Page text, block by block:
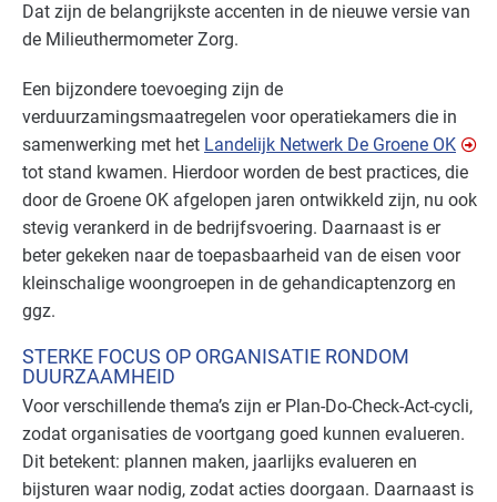
Dat zijn de belangrijkste accenten in de nieuwe versie van
de Milieuthermometer Zorg.
Een bijzondere toevoeging zijn de
verduurzamingsmaatregelen voor operatiekamers die in
samenwerking met het Landelijk Netwerk De Groene OK
tot stand kwamen. Hierdoor worden de best practices, die
door de Groene OK afgelopen jaren ontwikkeld zijn, nu ook
stevig verankerd in de bedrijfsvoering. Daarnaast is er
beter gekeken naar de toepasbaarheid van de eisen voor
kleinschalige woongroepen in de gehandicaptenzorg en
ggz.
STERKE FOCUS OP ORGANISATIE RONDOM
DUURZAAMHEID
Voor verschillende thema’s zijn er Plan-Do-Check-Act-cycli,
zodat organisaties de voortgang goed kunnen evalueren.
Dit betekent: plannen maken, jaarlijks evalueren en
bijsturen waar nodig, zodat acties doorgaan. Daarnaast is